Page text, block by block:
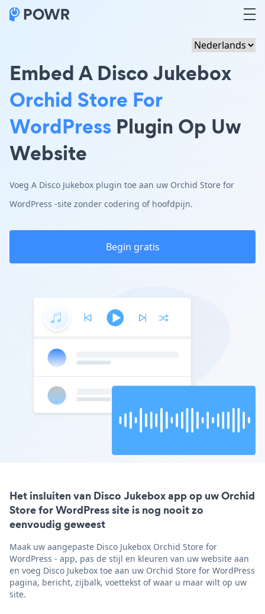
Embed A Disco Jukebox
Orchid Store For
WordPress Plugin Op Uw
Website
Voeg A Disco Jukebox plugin toe aan uw Orchid Store for
WordPress -site zonder codering of hoofdpijn.
Begin gratis
Het insluiten van Disco Jukebox app op uw Orchid
Store for WordPress site is nog nooit zo
eenvoudig geweest
Maak uw aangepaste Disco Jukebox Orchid Store for
WordPress - app, pas de stijl en kleuren van uw website aan
en voeg Disco Jukebox toe aan uw Orchid Store for WordPress
pagina, bericht, zijbalk, voettekst of waar u maar wilt op uw
site.